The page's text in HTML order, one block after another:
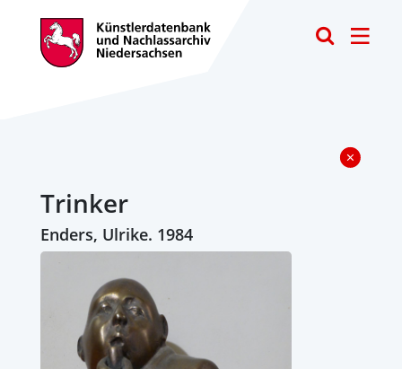
Trinker
Enders, Ulrike. 1984